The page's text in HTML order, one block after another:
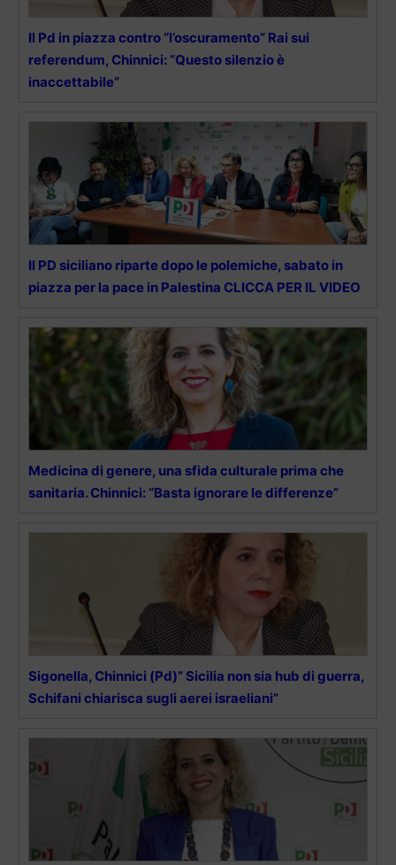
Il Pd in piazza contro “l’oscuramento” Rai sui
referendum, Chinnici: “Questo silenzio è
inaccettabile”
Il PD siciliano riparte dopo le polemiche, sabato in
piazza per la pace in Palestina CLICCA PER IL VIDEO
Medicina di genere, una sfida culturale prima che
sanitaria. Chinnici: “Basta ignorare le differenze”
Sigonella, Chinnici (Pd)” Sicilia non sia hub di guerra,
Schifani chiarisca sugli aerei israeliani”